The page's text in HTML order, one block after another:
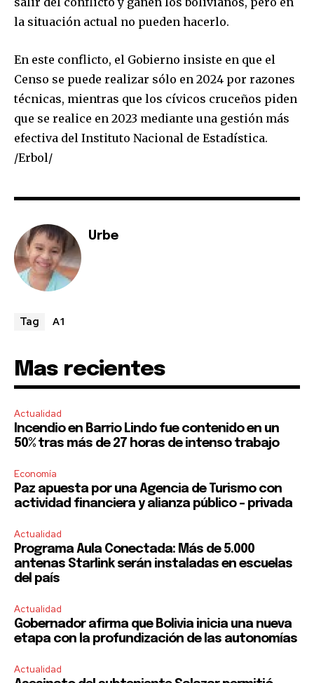
SUBSCRIBE
I've read and accept thePrivacy Policy.
la situación actual no pueden hacerlo.
En este conflicto, el Gobierno insiste en que el
Censo se puede realizar sólo en 2024 por razones
técnicas, mientras que los cívicos cruceños piden
que se realice en 2023 mediante una gestión más
efectiva del Instituto Nacional de Estadística.
/Erbol/
Urbe
Tag A1
Mas recientes
Actualidad
Incendio en Barrio Lindo fue contenido en un
50% tras más de 27 horas de intenso trabajo
Economía
Paz apuesta por una Agencia de Turismo con
actividad financiera y alianza público – privada
Actualidad
Programa Aula Conectada: Más de 5.000
antenas Starlink serán instaladas en escuelas
del país
Actualidad
Gobernador afirma que Bolivia inicia una nueva
etapa con la profundización de las autonomías
Actualidad